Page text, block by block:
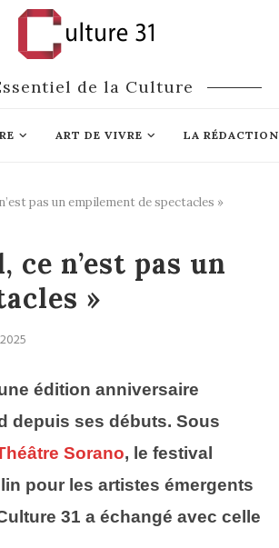
de la Culture
ART DE VIVRE LA RÉDACTION
pas un empilement de spectacles »
n’est pas un
»
édition anniversaire
depuis ses débuts. Sous
Sorano, le festival
pour les artistes émergents
31 a échangé avec celle